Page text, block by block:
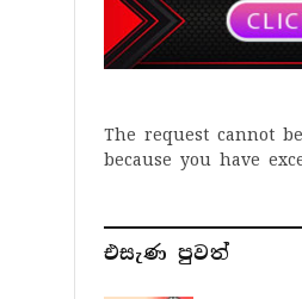
The request cannot
because you have
එසැණ පුව​ත්